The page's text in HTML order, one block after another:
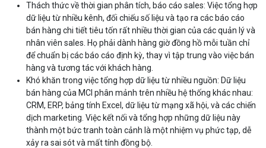
Thách thức về thời gian phân tích, báo cáo sales: Việc tổng hợp
dữ liệu từ nhiều kênh, đối chiếu số liệu và tạo ra các báo cáo
bán hàng chi tiết tiêu tốn rất nhiều thời gian của các quản lý và
nhân viên sales. Họ phải dành hàng giờ đồng hồ mỗi tuần chỉ
để chuẩn bị các báo cáo định kỳ, thay vì tập trung vào việc bán
hàng và tương tác với khách hàng.
Khó khăn trong việc tổng hợp dữ liệu từ nhiều nguồn: Dữ liệu
bán hàng của MCI phân mảnh trên nhiều hệ thống khác nhau:
CRM, ERP, bảng tính Excel, dữ liệu từ mạng xã hội, và các chiến
dịch marketing. Việc kết nối và tổng hợp những dữ liệu này
thành một bức tranh toàn cảnh là một nhiệm vụ phức tạp, dễ
xảy ra sai sót và mất tính đồng bộ.